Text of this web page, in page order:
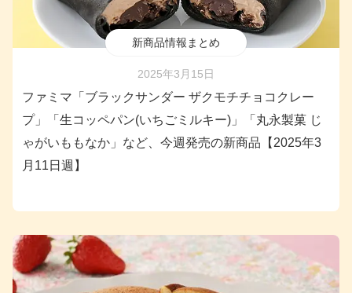
新商品情報まとめ
2025年3月15日
ファミマ「ブラックサンダー ザクモチチョコクレー
プ」「生コッペパン(いちごミルキー)」「丸永製菓 じ
ゃがいももなか」など、今週発売の新商品【2025年3
月11日週】